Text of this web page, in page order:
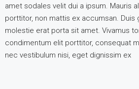
amet sodales velit dui a ipsum. Mauris
porttitor, non mattis ex accumsan. Duis
molestie erat porta sit amet. Vivamus
condimentum elit porttitor, consequat
nec vestibulum nisi, eget dignissim ex